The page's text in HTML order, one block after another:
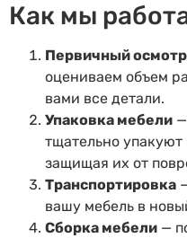
Как мы
Первичный осмотр
оцениваем объем
вами все детали.
Упаковка мебели
тщательно
защищая их от
Транспортировка
вашу мебель в
Сборка мебели —